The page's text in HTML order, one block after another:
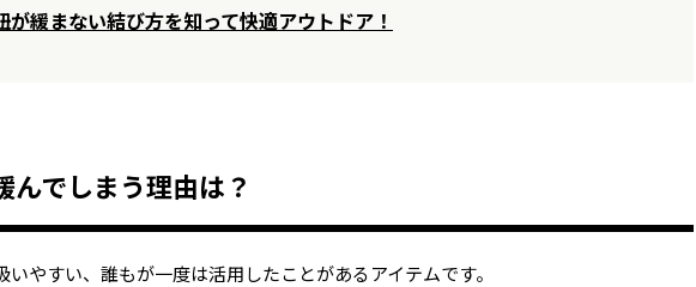
が緩まない結び方を知って快適アウトドア！
んでしまう理由は？
いやすい、誰もが一度は活用したことがあるアイテムです。